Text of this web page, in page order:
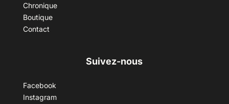
Chronique
Boutique
Contact
Suivez-nous
Facebook
Instagram